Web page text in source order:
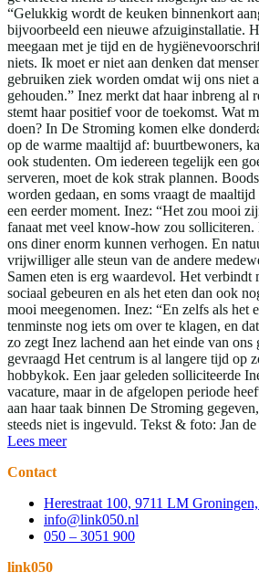
“Gelukkig wordt de keuken binnenkort
bijvoorbeeld een nieuwe afzuiginstallatie.
meegaan met je tijd en de
niets. Ik moet er niet aan denken dat
gebruiken ziek worden omdat wij ons niet
gehouden.” Inez merkt dat haar inbreng al
stemt haar positief voor de toekomst. Wat
doen? In De Stroming komen elke
op de warme maaltijd af: buurtbewoners,
ook studenten. Om iedereen tegelijk een
serveren, moet de kok strak plannen.
worden gedaan, en soms vraagt de
een eerder moment. Inez: “Het zou mooi
fanaat met veel know-how zou
ons diner enorm kunnen verhogen. En
vrijwilliger alle steun van de andere
Samen eten is erg waardevol. Het verbindt
sociaal gebeuren en als het eten dan ook
mooi meegenomen. Inez: “En zelfs als het
tenminste nog iets om over te klagen, en
zo zegt Inez lachend aan het einde van
gevraagd Het centrum is al langere tijd op
hobbykok. Een jaar geleden solliciteerde
vacature, maar in de afgelopen periode
aan haar taak binnen De Stroming
steeds niet is ingevuld. Tekst & foto: Jan
Lees meer
Contact
Herestraat 100, 9711 LM
info@link050.nl
050 – 3051 900
link050